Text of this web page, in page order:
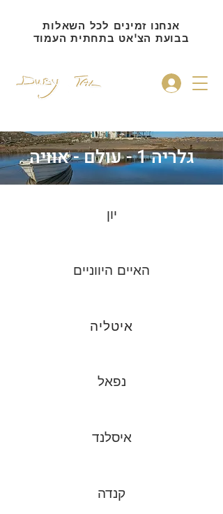
אנחנו זמינים לכל השאלות
בבועת הצ'אט בתחתית העמוד
גלריה 1 - עולם - אוויה
יון
האיים היווניים
איטליה
נפאל
איסלנד
קנדה